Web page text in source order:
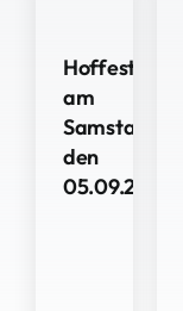
Hoffest
am
Samstag
den
05.09.2026